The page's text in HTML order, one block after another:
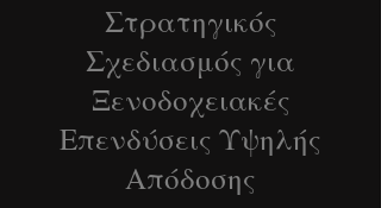
Στρατηγικός
Σχεδιασμός για
Ξενοδοχειακές
Επενδύσεις Υψηλής
Απόδοσης